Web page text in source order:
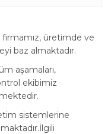
firmamız, üretimde ve
baz almaktadır.
aşamaları,
ekibimiz
sistemlerine